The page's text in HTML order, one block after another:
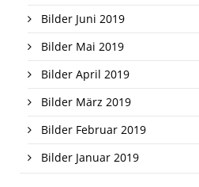
Bilder Juni 2019
Bilder Mai 2019
Bilder April 2019
Bilder März 2019
Bilder Februar 2019
Bilder Januar 2019